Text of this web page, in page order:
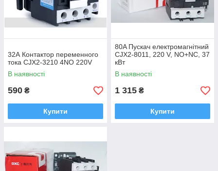
32А Контактор переменного
тока CJX2-3210 4NO 220V
В наявності
590 ₴
Купити
80A Пускач електромагнітний
CJX2-8011, 220 V, NO+NC, 37
кВт
В наявності
1 315 ₴
Купити